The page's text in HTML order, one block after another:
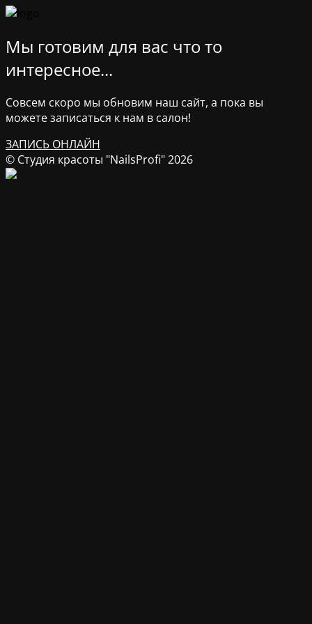
Мы готовим для вас что то
интересное...
Совсем скоро мы обновим наш сайт, а пока вы
можете записаться к нам в салон!
ЗАПИСЬ ОНЛАЙН
© Студия красоты "NailsProfi" 2026